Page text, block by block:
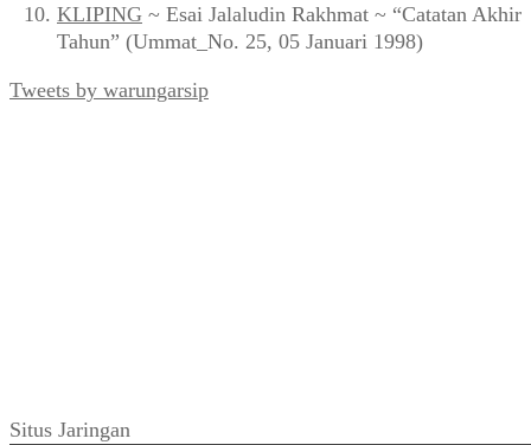
KLIPING ~ Esai Jalaludin Rakhmat ~ “Catatan Akhir
Tahun” (Ummat_No. 25, 05 Januari 1998)
Tweets by warungarsip
Situs Jaringan